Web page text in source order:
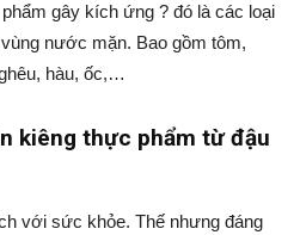
gây kích ứng ? đó là các loại
nước mặn. Bao gồm tôm,
hàu, ốc,…
kiêng thực phẩm từ đậu
với sức khỏe. Thế nhưng đáng